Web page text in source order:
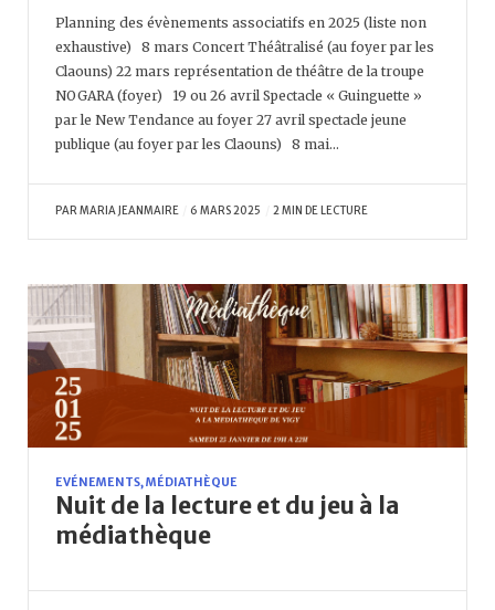
Planning des évènements associatifs en 2025 (liste non
exhaustive) 8 mars Concert Théâtralisé (au foyer par les
Claouns) 22 mars représentation de théâtre de la troupe
NOGARA (foyer) 19 ou 26 avril Spectacle « Guinguette »
par le New Tendance au foyer 27 avril spectacle jeune
publique (au foyer par les Claouns) 8 mai…
PARMARIA JEANMAIRE 6 MARS 2025 2 MIN DE LECTURE
EVÉNEMENTS, MÉDIATHÈQUE
Nuit de la lecture et du jeu à la
médiathèque